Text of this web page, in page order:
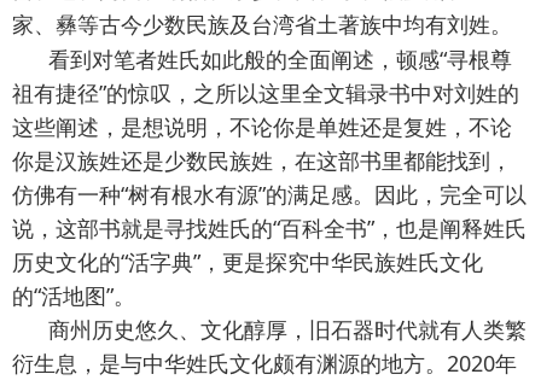
家、彝等古今少数民族及台湾省土著族中均有刘姓。
看到对笔者姓氏如此般的全面阐述，顿感“寻根尊
祖有捷径”的惊叹，之所以这里全文辑录书中对刘姓的
这些阐述，是想说明，不论你是单姓还是复姓，不论
你是汉族姓还是少数民族姓，在这部书里都能找到，
仿佛有一种“树有根水有源”的满足感。因此，完全可以
说，这部书就是寻找姓氏的“百科全书”，也是阐释姓氏
历史文化的“活字典”，更是探究中华民族姓氏文化
的“活地图”。
商州历史悠久、文化醇厚，旧石器时代就有人类繁
衍生息，是与中华姓氏文化颇有渊源的地方。2020年